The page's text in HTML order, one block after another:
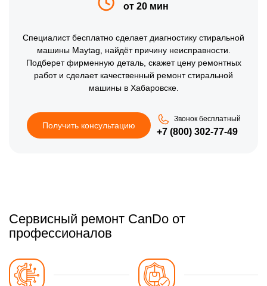
от 20 мин
Специалист бесплатно сделает диагностику стиральной
машины Maytag, найдёт причину неисправности.
Подберет фирменную деталь, скажет цену ремонтных
работ и сделает качественный ремонт стиральной
машины в Хабаровске.
Получить консультацию
Звонок бесплатный
+7 (800) 302-77-49
Сервисный ремонт CanDo от
профессионалов